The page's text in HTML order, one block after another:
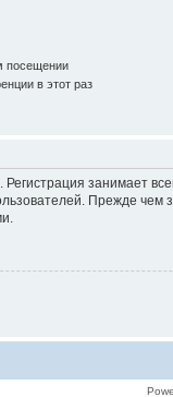
посещении
в этот раз
занимает
Прежде